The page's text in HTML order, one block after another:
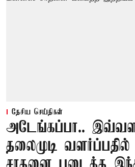
தேசிய செய்திகள்
அடேங்கப்பா..
தலைமுடி